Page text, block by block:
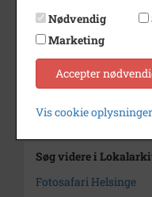
Dateringsnote
Fotograf
Arkiv
Kontakt arkivet
Søg videre i
Fotosafari Helsinge
Nødvendig
Marketing
Accepter
Vis cookie oplysninger